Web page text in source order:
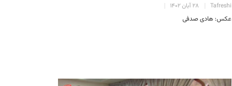
Tafreshi ۲۸ آبان ۱۴۰۲
عکس: هادی صدفی